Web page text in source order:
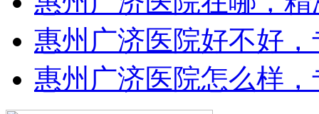
惠州广济医院好不好，
惠州广济医院怎么样，